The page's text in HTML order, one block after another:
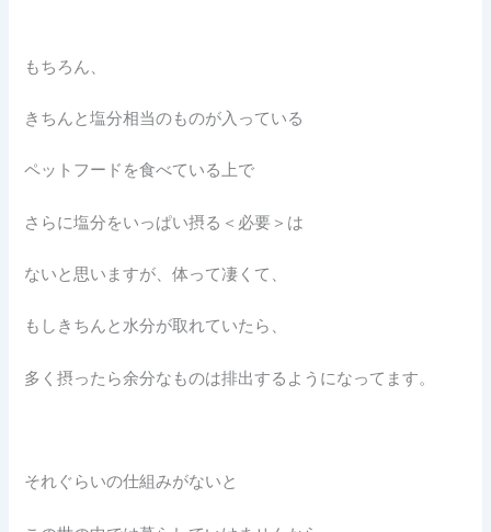
もちろん、
きちんと塩分相当のものが入っている
ペットフードを食べている上で
さらに塩分をいっぱい摂る＜必要＞は
ないと思いますが、体って凄くて、
もしきちんと水分が取れていたら、
多く摂ったら余分なものは排出するようになってます。
それぐらいの仕組みがないと